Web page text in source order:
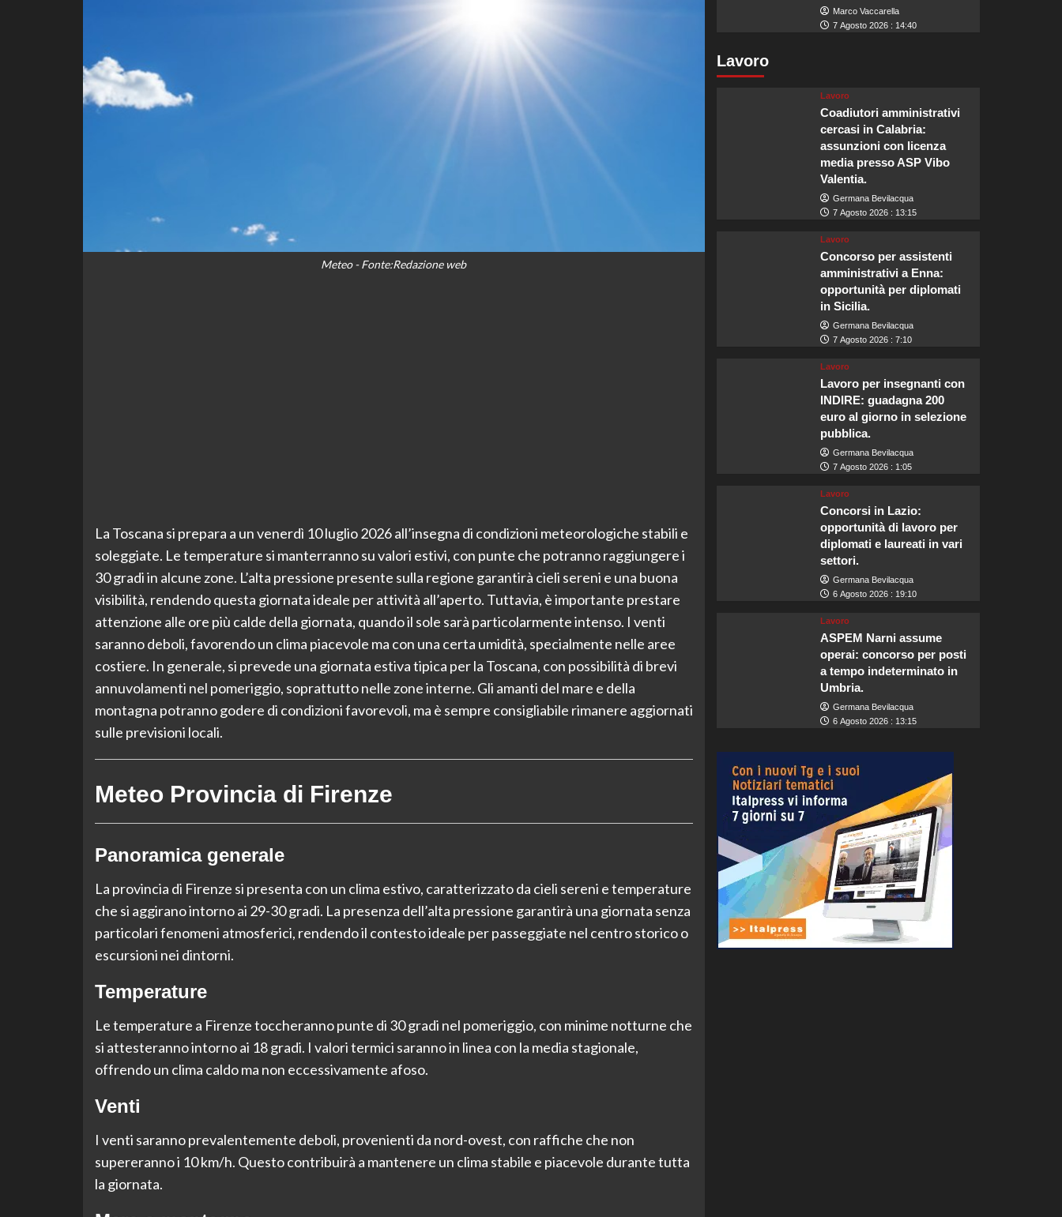
Meteo - Fonte:Redazione web
La Toscana si prepara a un venerdì 10 luglio 2026 all’insegna di condizioni meteorologiche stabili e
soleggiate. Le temperature si manterranno su valori estivi, con punte che potranno raggiungere i
30 gradi in alcune zone. L’alta pressione presente sulla regione garantirà cieli sereni e una buona
visibilità, rendendo questa giornata ideale per attività all’aperto. Tuttavia, è importante prestare
attenzione alle ore più calde della giornata, quando il sole sarà particolarmente intenso. I venti
saranno deboli, favorendo un clima piacevole ma con una certa umidità, specialmente nelle aree
costiere. In generale, si prevede una giornata estiva tipica per la Toscana, con possibilità di brevi
annuvolamenti nel pomeriggio, soprattutto nelle zone interne. Gli amanti del mare e della
montagna potranno godere di condizioni favorevoli, ma è sempre consigliabile rimanere aggiornati
sulle previsioni locali.
Meteo Provincia di Firenze
Panoramica generale
La provincia di Firenze si presenta con un clima estivo, caratterizzato da cieli sereni e temperature
che si aggirano intorno ai 29-30 gradi. La presenza dell’alta pressione garantirà una giornata senza
particolari fenomeni atmosferici, rendendo il contesto ideale per passeggiate nel centro storico o
escursioni nei dintorni.
Temperature
Le temperature a Firenze toccheranno punte di 30 gradi nel pomeriggio, con minime notturne che
si attesteranno intorno ai 18 gradi. I valori termici saranno in linea con la media stagionale,
offrendo un clima caldo ma non eccessivamente afoso.
Venti
I venti saranno prevalentemente deboli, provenienti da nord-ovest, con raffiche che non
supereranno i 10 km/h. Questo contribuirà a mantenere un clima stabile e piacevole durante tutta
la giornata.
Marco Vaccarella
7 Agosto 2026 : 14:40
Lavoro
Lavoro
Coadiutori amministrativi
cercasi in Calabria:
assunzioni con licenza
media presso ASP Vibo
Valentia.
Germana Bevilacqua
7 Agosto 2026 : 13:15
Lavoro
Concorso per assistenti
amministrativi a Enna:
opportunità per diplomati
in Sicilia.
Germana Bevilacqua
7 Agosto 2026 : 7:10
Lavoro
Lavoro per insegnanti con
INDIRE: guadagna 200
euro al giorno in selezione
pubblica.
Germana Bevilacqua
7 Agosto 2026 : 1:05
Lavoro
Concorsi in Lazio:
opportunità di lavoro per
diplomati e laureati in vari
settori.
Germana Bevilacqua
6 Agosto 2026 : 19:10
Lavoro
ASPEM Narni assume
operai: concorso per posti
a tempo indeterminato in
Umbria.
Germana Bevilacqua
6 Agosto 2026 : 13:15